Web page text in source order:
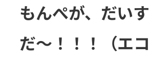
もんぺが、だい
だ〜！！！（エコ